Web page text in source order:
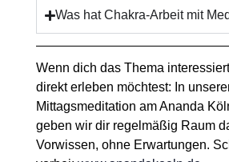
Was hat Chakra-Arbeit mit
Wenn dich das Thema
direkt erleben möchtest: In
Mittagsmeditation am Ananda
geben wir dir regelmäßig Raum
Vorwissen, ohne Erwartungen.